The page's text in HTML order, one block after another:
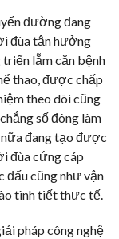
đường đang
đùa tận hưởng
lẵm căn bệnh
thao, được chấp
theo dõi cũng
số đông làm
đang tạo được
đùa cứng cáp
đấu cũng như vận
tình tiết thực tế.
pháp công nghệ